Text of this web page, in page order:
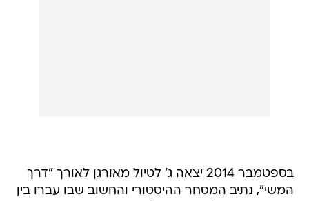
בספטמבר 2014 יצאה ג' לטיול מאורגן לאורך "דרך
המשי", נתיב המסחר ההיסטורי והחשוב שבו עברו בין